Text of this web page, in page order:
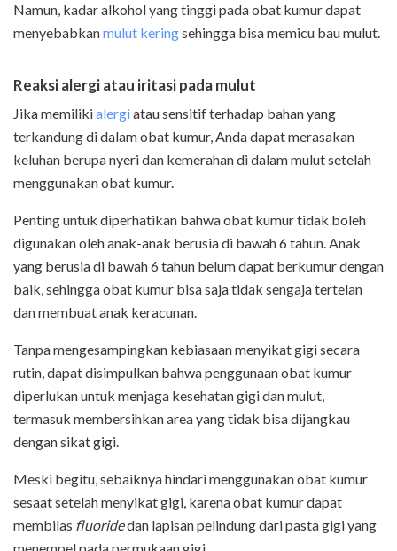
Namun, kadar alkohol yang tinggi pada obat kumur dapat
menyebabkanmulut keringsehingga bisa memicu bau mulut.
Reaksi alergi atau iritasi pada mulut
Jika memilikialergiatau sensitif terhadap bahan yang
terkandung di dalam obat kumur, Anda dapat merasakan
keluhan berupa nyeri dan kemerahan di dalam mulut setelah
menggunakan obat kumur.
Penting untuk diperhatikan bahwa obat kumur tidak boleh
digunakan oleh anak-anak berusia di bawah 6 tahun. Anak
yang berusia di bawah 6 tahun belum dapat berkumur dengan
baik, sehingga obat kumur bisa saja tidak sengaja tertelan
dan membuat anak keracunan.
Tanpa mengesampingkan kebiasaan menyikat gigi secara
rutin, dapat disimpulkan bahwa penggunaan obat kumur
diperlukan untuk menjaga kesehatan gigi dan mulut,
termasuk membersihkan area yang tidak bisa dijangkau
dengan sikat gigi.
Meski begitu, sebaiknya hindari menggunakan obat kumur
sesaat setelah menyikat gigi, karena obat kumur dapat
membilas fluoridedan lapisan pelindung dari pasta gigi yang